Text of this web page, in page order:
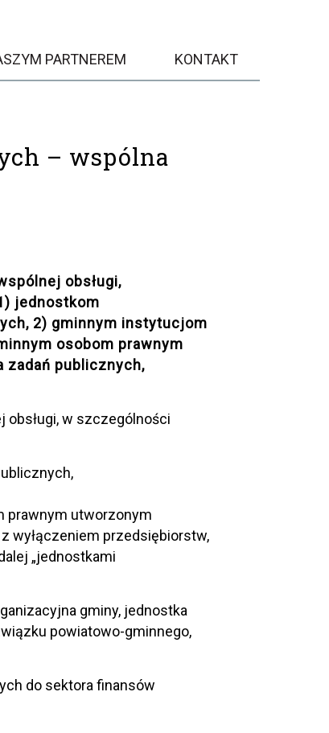
PARTNEREM KONTAKT
– wspólna
obsługi,
jednostkom
2) gminnym instytucjom
osobom prawnym
zadań publicznych,
obsługi, w szczególności
prawnym utworzonym
wyłączeniem przedsiębiorstw,
„jednostkami
gminy, jednostka
powiatowo-gminnego,
do sektora finansów